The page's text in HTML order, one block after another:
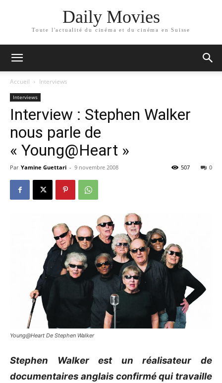
Daily Movies
Toute l'actualité du cinéma et du cinéma en Suisse
Accueil Interviews
Interviews
Interview : Stephen Walker
nous parle de
« Young@Heart »
Par Yamine Guettari - 9 novembre 2008 0
507
Young@Heart De Stephen Walker
Stephen Walker est un réalisateur de
documentaires anglais confirmé qui travaille